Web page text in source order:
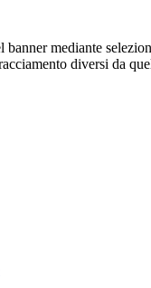
mediante
diversi da